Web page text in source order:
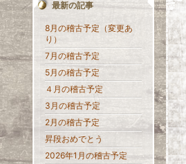
最新の記事
8月の稽古予定（変更あ
り）
7月の稽古予定
5月の稽古予定
４月の稽古予定
3月の稽古予定
2月の稽古予定
昇段おめでとう
2026年1月の稽古予定